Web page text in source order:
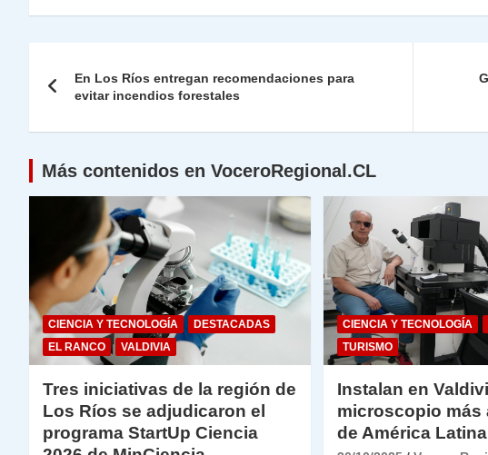
at
A
p
p
e
a
m
c
b
o
o
k
itt k
dI
n
p
Li
k
ai ai nt nt
dl
m
de
entradas
En Los Ríos entregan recomendaciones para
evitar incendios forestales
Más contenidos en VoceroRegional.CL
CIENCIA Y TECNOLOGÍA
DESTACADAS
EL RANCO
VALDIVIA
Tres iniciativas de la región de
Los Ríos se adjudicaron el
programa StartUp Ciencia
CIENCIA Y TECNOLOGÍA
TURISMO
Instalan en
microscopio más
de América Latina